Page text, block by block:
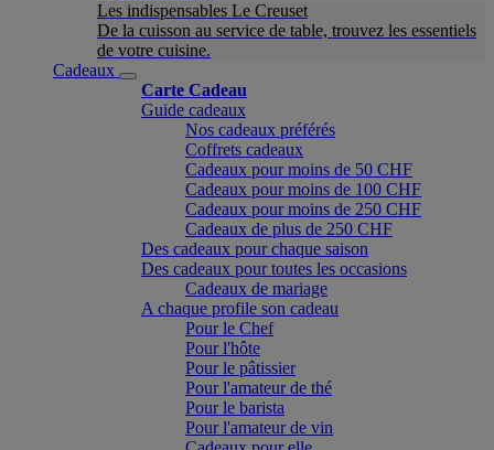
Les indispensables Le Creuset
De la cuisson au service de table, trouvez les essentiels
de votre cuisine.
Cadeaux
Carte Cadeau
Guide cadeaux
Nos cadeaux préférés
Coffrets cadeaux
Cadeaux pour moins de 50 CHF
Cadeaux pour moins de 100 CHF
Cadeaux pour moins de 250 CHF
Cadeaux de plus de 250 CHF
Des cadeaux pour chaque saison
Des cadeaux pour toutes les occasions
Cadeaux de mariage
A chaque profile son cadeau
Pour le Chef
Pour l'hôte
Pour le pâtissier
Pour l'amateur de thé
Pour le barista
Pour l'amateur de vin